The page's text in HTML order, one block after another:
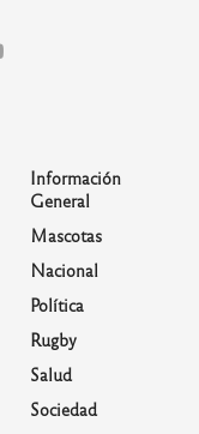
Información
General
Mascotas
Nacional
Política
Rugby
Salud
Sociedad